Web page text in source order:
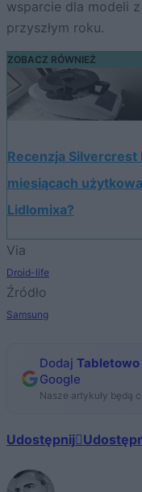
wsparcie dla modeli
przyszłym roku.
ZOBACZ RÓWNIEŻ
Recenzja
miesiącach
Lidlomixa?
Via
Droid-life
Źródło
Samsung
Dodaj Tabletowo
Google
Nasze artykuły będą
Udostępnij